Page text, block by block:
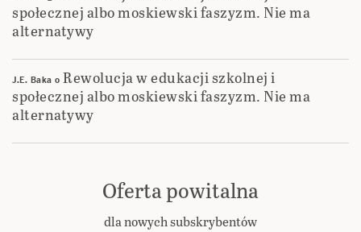
społecznej albo moskiewski faszyzm. Nie ma
alternatywy
J.E. Baka o Rewolucja w edukacji szkolnej i
społecznej albo moskiewski faszyzm. Nie ma
alternatywy
Oferta powitalna
dla nowych subskrybentów